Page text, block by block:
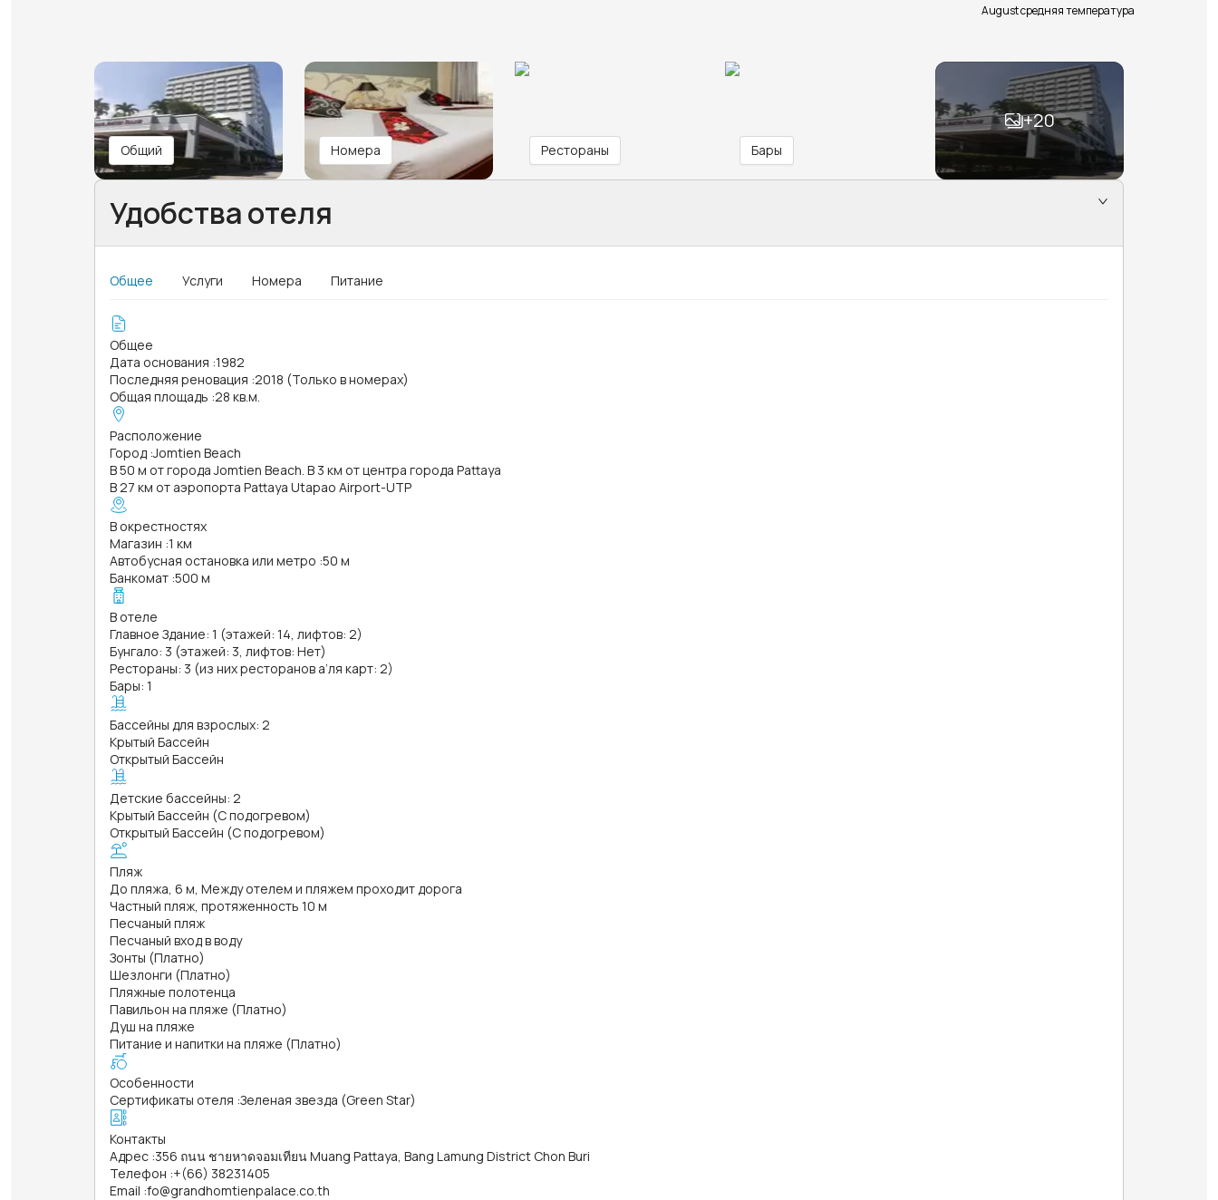
August средняя температура
Общий Номера Рестораны Бары
+20
Удобства отеля
Общее Услуги Номера Питание
Общее
Дата основания :1982
Последняя реновация :2018 (Только в номерах)
Общая площадь :28 кв.м.
Расположение
Город :Jomtien Beach
В 50 м от города Jomtien Beach. В 3 км от центра города Pattaya
В 27 км от аэропорта Pattaya Utapao Airport-UTP
В окрестностях
Магазин :1 км
Автобусная остановка или метро :50 м
Банкомат :500 м
В отеле
Главное Здание: 1 (этажей: 14, лифтов: 2)
Бунгало: 3 (этажей: 3, лифтов: Нет)
Рестораны: 3 (из них ресторанов а’ля карт: 2)
Бары: 1
Бассейны для взрослых: 2
Крытый Бассейн
Открытый Бассейн
Детские бассейны: 2
Крытый Бассейн (С подогревом)
Открытый Бассейн (С подогревом)
Пляж
До пляжа, 6 м, Между отелем и пляжем проходит дорога
Частный пляж, протяженность 10 м
Песчаный пляж
Песчаный вход в воду
Зонты (Платно)
Шезлонги (Платно)
Пляжные полотенца
Павильон на пляже (Платно)
Душ на пляже
Питание и напитки на пляже (Платно)
Особенности
Сертификаты отеля :Зеленая звезда (Green Star)
Контакты
Адрес :356 ถนน ชายหาดจอมเทียน Muang Pattaya, Bang Lamung District Chon Buri
Телефон :+(66) 38231405
Email :fo@grandhomtienpalace.co.th